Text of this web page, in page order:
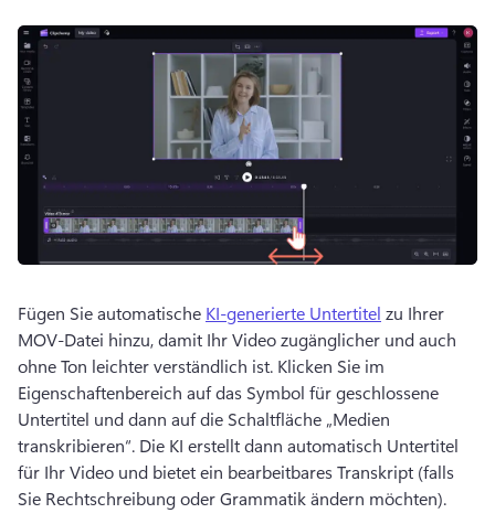
Fügen Sie automatische KI-generierte Untertitel zu Ihrer
MOV-Datei hinzu, damit Ihr Video zugänglicher und auch
ohne Ton leichter verständlich ist. Klicken Sie im
Eigenschaftenbereich auf das Symbol für geschlossene
Untertitel und dann auf die Schaltfläche „Medien
transkribieren“. Die KI erstellt dann automatisch Untertitel
für Ihr Video und bietet ein bearbeitbares Transkript (falls
Sie Rechtschreibung oder Grammatik ändern möchten).